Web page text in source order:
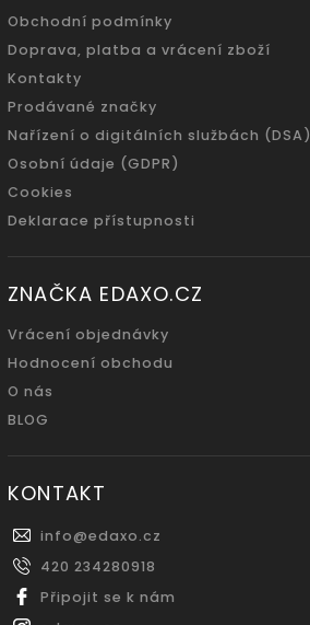
Obchodní podmínky
Doprava, platba a vrácení zboží
Kontakty
Prodávané značky
Nařízení o digitálních službách (DSA)
Osobní údaje (GDPR)
Cookies
Deklarace přístupnosti
ZNAČKA EDAXO.CZ
Vrácení objednávky
Hodnocení obchodu
O nás
BLOG
KONTAKT
info@edaxo.cz
420 234280918
Připojit se k nám